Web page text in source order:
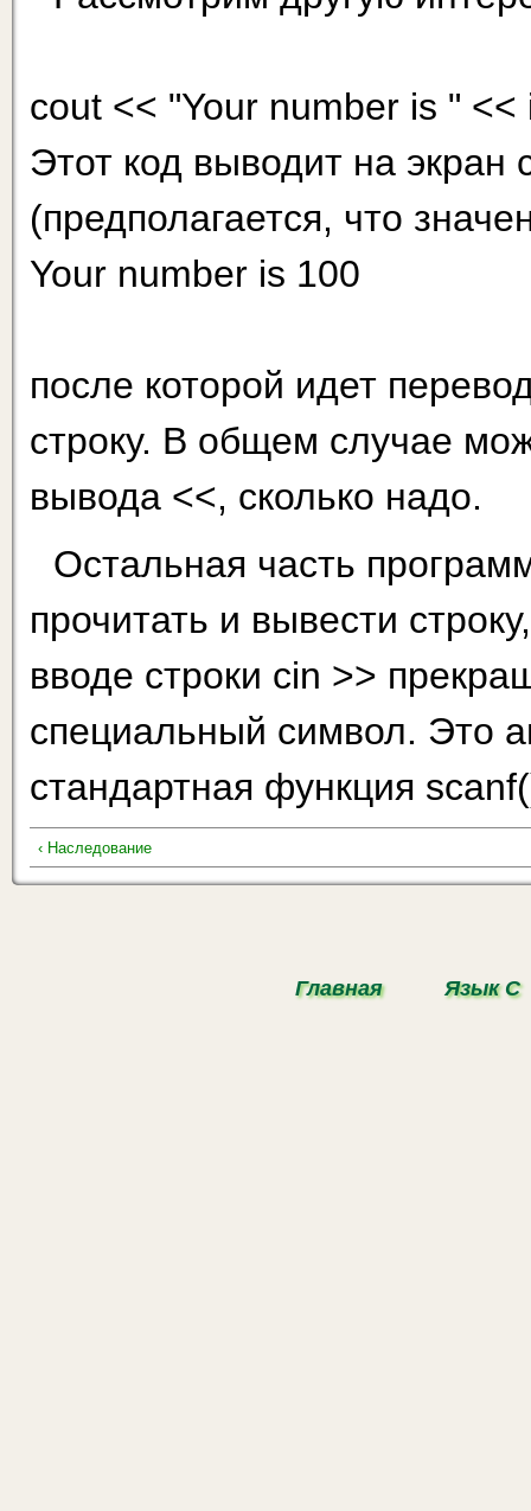
cout << "Your number is " <<
Этот код выводит на
(предполагается, что
Your number is 100
после которой идет
строку. В общем случае
вывода <<, сколько надо.
Остальная часть
прочитать и вывести
вводе строки cin >>
специальный символ. Это
стандартная функция
‹ Наследование
Главная Язык С